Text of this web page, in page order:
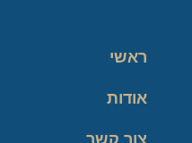
ראשי
אודות